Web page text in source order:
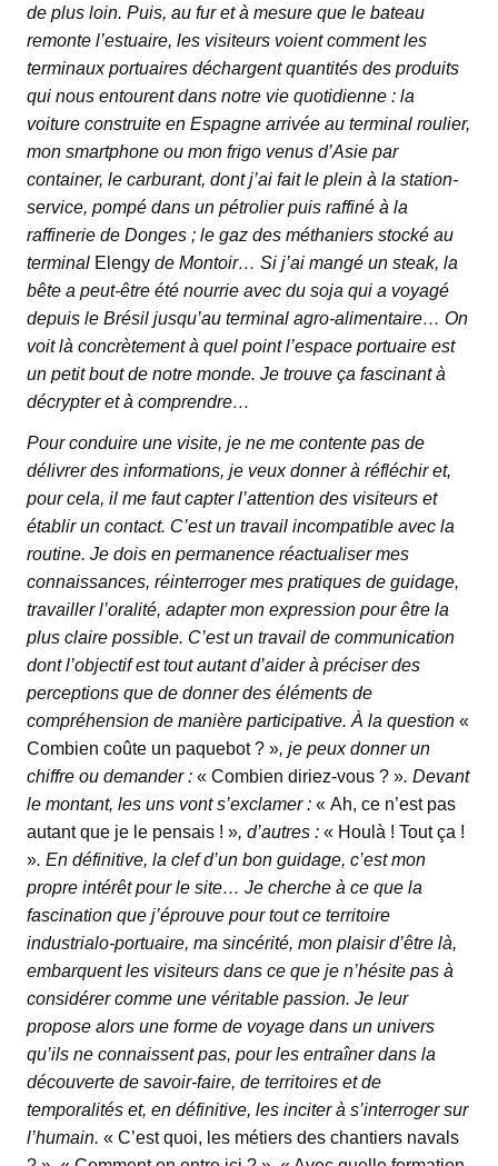
de plus loin. Puis, au fur et à mesure que le bateau
remonte l’estuaire, les visiteurs voient comment les
terminaux portuaires déchargent quantités des produits
qui nous entourent dans notre vie quotidienne : la
voiture construite en Espagne arrivée au terminal roulier,
mon smartphone ou mon frigo venus d’Asie par
container, le carburant, dont j’ai fait le plein à la station-
service, pompé dans un pétrolier puis raffiné à la
raffinerie de Donges ; le gaz des méthaniers stocké au
terminal Elengy de Montoir… Si j’ai mangé un steak, la
bête a peut-être été nourrie avec du soja qui a voyagé
depuis le Brésil jusqu’au terminal agro-alimentaire… On
voit là concrètement à quel point l’espace portuaire est
un petit bout de notre monde. Je trouve ça fascinant à
décrypter et à comprendre…
Pour conduire une visite, je ne me contente pas de
délivrer des informations, je veux donner à réfléchir et,
pour cela, il me faut capter l’attention des visiteurs et
établir un contact. C’est un travail incompatible avec la
routine. Je dois en permanence réactualiser mes
connaissances, réinterroger mes pratiques de guidage,
travailler l’oralité, adapter mon expression pour être la
plus claire possible. C’est un travail de communication
dont l’objectif est tout autant d’aider à préciser des
perceptions que de donner des éléments de
compréhension de manière participative. À la question «
Combien coûte un paquebot ? », je peux donner un
chiffre ou demander : « Combien diriez-vous ? ». Devant
le montant, les uns vont s’exclamer : « Ah, ce n’est pas
autant que je le pensais ! », d’autres : « Houlà ! Tout ça !
». En définitive, la clef d’un bon guidage, c’est mon
propre intérêt pour le site… Je cherche à ce que la
fascination que j’éprouve pour tout ce territoire
industrialo-portuaire, ma sincérité, mon plaisir d’être là,
embarquent les visiteurs dans ce que je n’hésite pas à
considérer comme une véritable passion. Je leur
propose alors une forme de voyage dans un univers
qu’ils ne connaissent pas, pour les entraîner dans la
découverte de savoir-faire, de territoires et de
temporalités et, en définitive, les inciter à s’interroger sur
l’humain. « C’est quoi, les métiers des chantiers navals